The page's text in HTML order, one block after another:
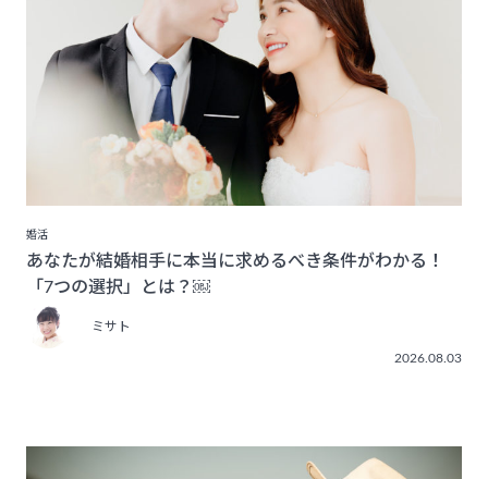
婚活
あなたが結婚相手に本当に求めるべき条件がわかる！
「7つの選択」とは？￼
ミサト
2026.08.03